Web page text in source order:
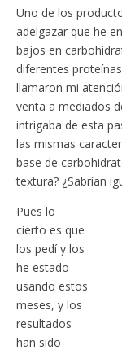
Uno de los
adelgazar que he
bajos en
diferentes
llamaron mi
venta a mediados
intrigaba de esta
las mismas
base de
textura? ¿Sabrían
Pues lo
cierto es que
los pedí y los
he estado
usando estos
meses, y los
resultados
han sido